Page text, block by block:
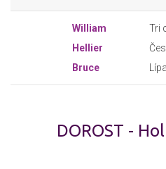
William
Hellier
Bruce
Tri
Lípa
DOROST -